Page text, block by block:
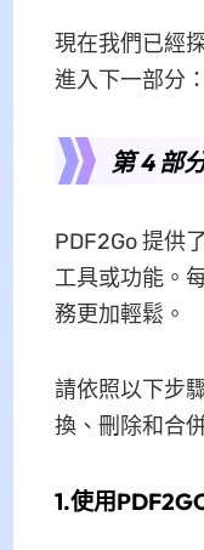
現在我們已經
進入下一部分
第 4 部
PDF2Go 提供
工具或功能。
務更加輕鬆。
請依照以下步
換、刪除和合
1.使用